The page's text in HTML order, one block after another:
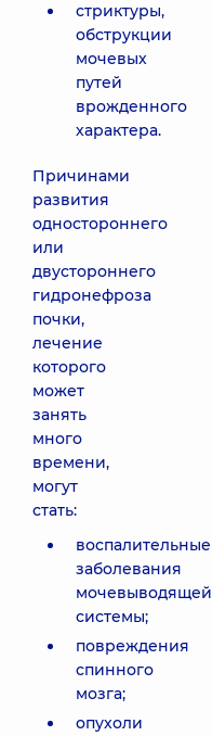
стриктуры,
обструкции
мочевых
путей
врожденного
характера.
Причинами
развития
одностороннего
или
двустороннего
гидронефроза
почки,
лечение
которого
может
занять
много
времени,
могут
стать:
воспалительные
заболевания
мочевыводящей
системы;
повреждения
спинного
мозга;
опухоли